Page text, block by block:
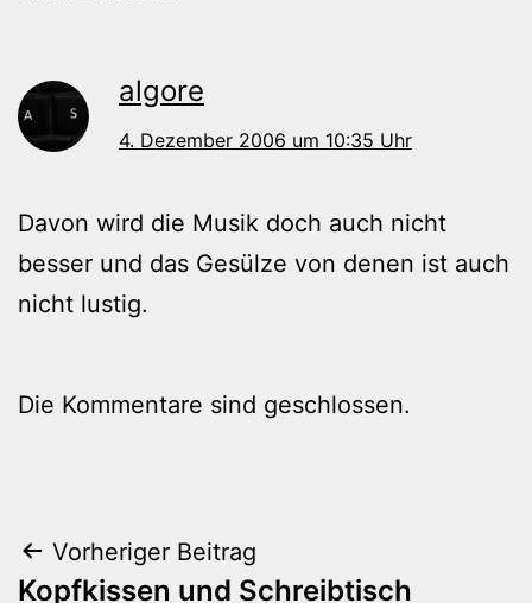
algore
4. Dezember 2006 um 10:35 Uhr
Davon wird die Musik doch auch nicht
besser und das Gesülze von denen ist auch
nicht lustig.
Die Kommentare sind geschlossen.
Beitragsnavigation
Vorheriger Beitrag
Kopfkissen und Schreibtisch